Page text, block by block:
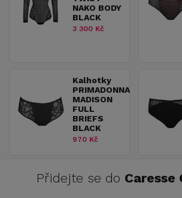
NAKO BODY
BLACK
3 300 Kč
Kalhotky
PRIMADONNA
MADISON
FULL
BRIEFS
BLACK
970 Kč
Přidejte se do Caresse